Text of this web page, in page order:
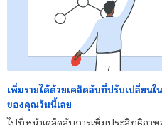
เพิ่มรายได้ด้วยเคล็ดลับที่ปรับเปลี่ยนใ
ของคุณวันนี้เลย